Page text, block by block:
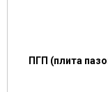
ПГП (плита